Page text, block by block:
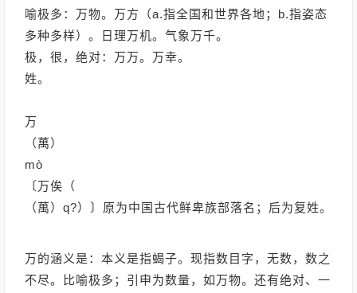
喻极多：万物。万方（a.指全国和世界各地；b.指姿态
多种多样）。日理万机。气象万千。
极，很，绝对：万万。万幸。
姓。
万
（萬）
mò
〔万俟（
（萬）q?）〕原为中国古代鲜卑族部落名；后为复姓。
万的涵义是：本义是指蝎子。现指数目字，无数，数之
不尽。比喻极多；引申为数量，如万物。还有绝对、一